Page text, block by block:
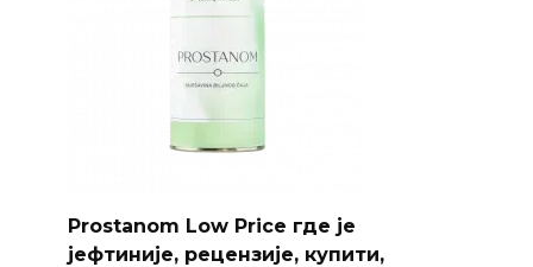
Prostanom Low Price где је
јефтиније, рецензије, купити,